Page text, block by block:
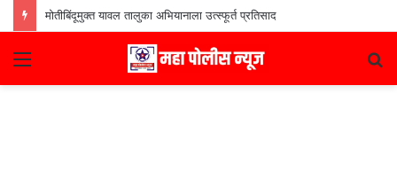
मोतीबिंदूमुक्त यावल तालुका अभियानाला उत्स्फूर्त प्रतिसाद
Menu